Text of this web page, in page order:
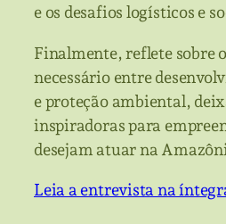
e os desafios logísticos e
Finalmente, reflete sobre
necessário entre
e proteção ambiental,
inspiradoras para
desejam atuar na
Leia a entrevista na